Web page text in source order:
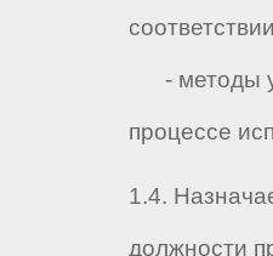
- методы
процессе
1.4.
должности